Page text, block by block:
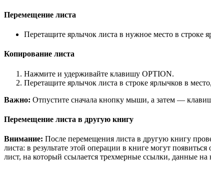
Перемещение листа
Перетащите ярлычок листа в нужное место в строке
Копирование листа
Нажмите и удерживайте клавишу OPTION.
Перетащите ярлычок листа в строке ярлычков в
Важно: Отпустите сначала кнопку мыши, а затем —
Перемещение листа в другую книгу
Внимание: После перемещения листа в другую книгу
листа: в результате этой операции в книге могут
лист, на который ссылается трехмерные ссылки, данные